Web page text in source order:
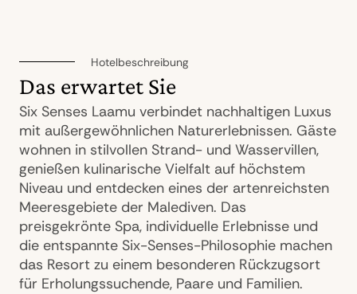
Hotelbeschreibung
Das erwartet Sie
Six Senses Laamu verbindet nachhaltigen Luxus
mit außergewöhnlichen Naturerlebnissen. Gäste
wohnen in stilvollen Strand- und Wasservillen,
genießen kulinarische Vielfalt auf höchstem
Niveau und entdecken eines der artenreichsten
Meeresgebiete der Malediven. Das
preisgekrönte Spa, individuelle Erlebnisse und
die entspannte Six-Senses-Philosophie machen
das Resort zu einem besonderen Rückzugsort
für Erholungssuchende, Paare und Familien.